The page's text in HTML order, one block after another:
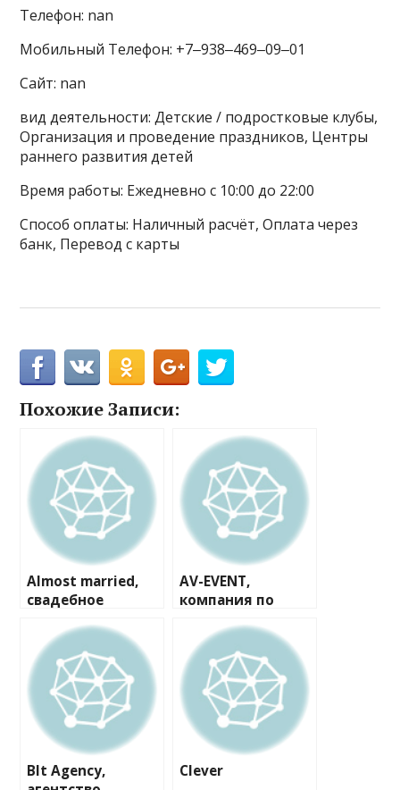
Телефон: nan
Мобильный Телефон: +7‒938‒469‒09‒01
Сайт: nan
вид деятельности: Детские / подростковые клубы,
Организация и проведение праздников, Центры
раннего развития детей
Время работы: Ежедневно с 10:00 до 22:00
Способ оплаты: Наличный расчёт, Оплата через
банк, Перевод с карты
Похожие Записи:
Almost married,
свадебное
AV-EVENT,
компания по
мероприятий
Blt Agency,
Clever